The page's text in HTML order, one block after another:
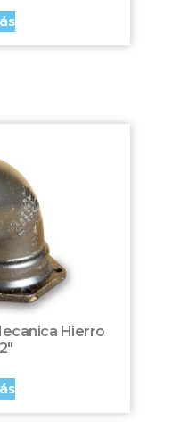
Hierro